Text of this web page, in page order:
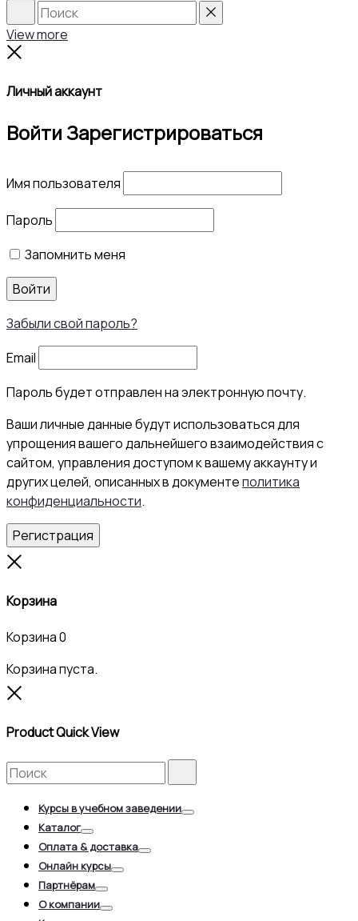
Search
View more
Личный аккаунт
ВойтиЗарегистрироваться
Имя пользователя
Пароль
Запомнить меня
Войти
Забыли свой пароль?
Email
Пароль будет отправлен на электронную почту.
Ваши личные данные будут использоваться для
упрощения вашего дальнейшего взаимодействия с
сайтом, управления доступом к вашему аккаунту и
других целей, описанных в документеполитика
конфиденциальности.
Регистрация
Корзина
Корзина0
Корзина пуста.
Product Quick View
Search
for:
Курсы в учебном заведении
Каталог
Toggle
Оплата & доставка
Онлайн курсы
Партнёрам
О компании